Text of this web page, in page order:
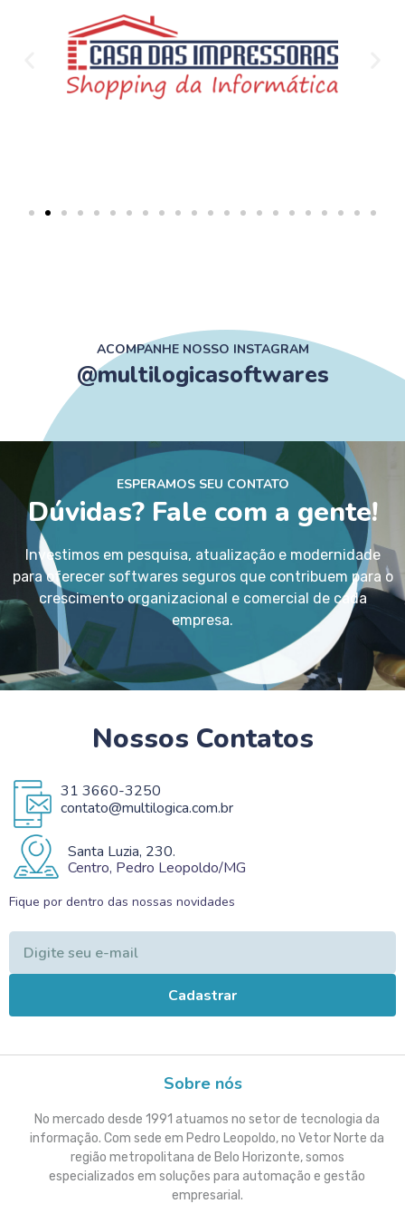
ACOMPANHE NOSSO INSTAGRAM
@multilogicasoftwares
ESPERAMOS SEU CONTATO
Dúvidas? Fale com a gente!
Investimos em pesquisa, atualização e modernidade
para oferecer softwares seguros que contribuem para o
crescimento organizacional e comercial de cada
empresa.
Nossos Contatos
31 3660-3250
contato@multilogica.com.br
Santa Luzia, 230.
Centro, Pedro Leopoldo/MG
Fique por dentro das nossas novidades
Cadastrar
Sobre nós
No mercado desde 1991 atuamos no setor de tecnologia da
informação. Com sede em Pedro Leopoldo, no Vetor Norte da
região metropolitana de Belo Horizonte, somos
especializados em soluções para automação e gestão
empresarial.